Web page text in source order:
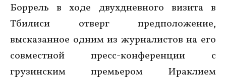
Боррель в ходе двухдневного визита в
Тбилиси отверг предположение,
высказанное одним из журналистов на его
совместной пресс-конференции с
грузинским премьером Ираклием